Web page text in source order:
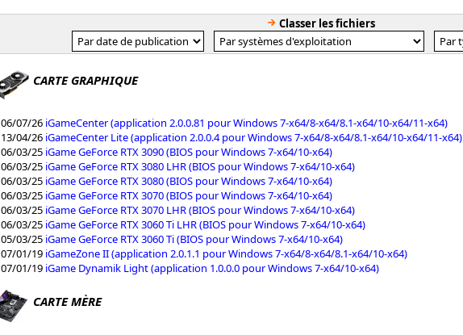
Classer les fichiers
CARTE GRAPHIQUE
06/07/26 iGameCenter (application 2.0.0.81 pour Windows 7-x64/8-x64/8.1-x64/10-x64/11-x64)
13/04/26 iGameCenter Lite (application 2.0.0.4 pour Windows 7-x64/8-x64/8.1-x64/10-x64/11-x64)
06/03/25 iGame GeForce RTX 3090 (BIOS pour Windows 7-x64/10-x64)
06/03/25 iGame GeForce RTX 3080 LHR (BIOS pour Windows 7-x64/10-x64)
06/03/25 iGame GeForce RTX 3080 (BIOS pour Windows 7-x64/10-x64)
06/03/25 iGame GeForce RTX 3070 (BIOS pour Windows 7-x64/10-x64)
06/03/25 iGame GeForce RTX 3070 LHR (BIOS pour Windows 7-x64/10-x64)
06/03/25 iGame GeForce RTX 3060 Ti LHR (BIOS pour Windows 7-x64/10-x64)
05/03/25 iGame GeForce RTX 3060 Ti (BIOS pour Windows 7-x64/10-x64)
07/01/19 iGameZone II (application 2.0.1.1 pour Windows 7-x64/8-x64/8.1-x64/10-x64)
07/01/19 iGame Dynamik Light (application 1.0.0.0 pour Windows 7-x64/10-x64)
CARTE MÈRE